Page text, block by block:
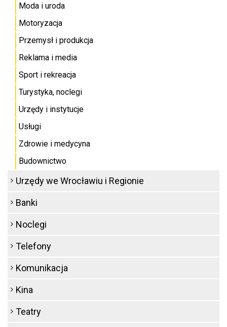
Moda i uroda
Motoryzacja
Przemysł i produkcja
Reklama i media
Sport i rekreacja
Turystyka, noclegi
Urzędy i instytucje
Usługi
Zdrowie i medycyna
Budownictwo
Urzędy we Wrocławiu i Regionie
Banki
Noclegi
Telefony
Komunikacja
Kina
Teatry